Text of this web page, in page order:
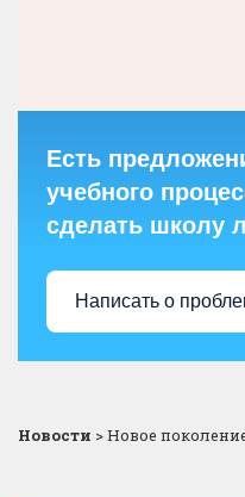
Есть
учебного
сделать школу
Написать о
Новости >Новое